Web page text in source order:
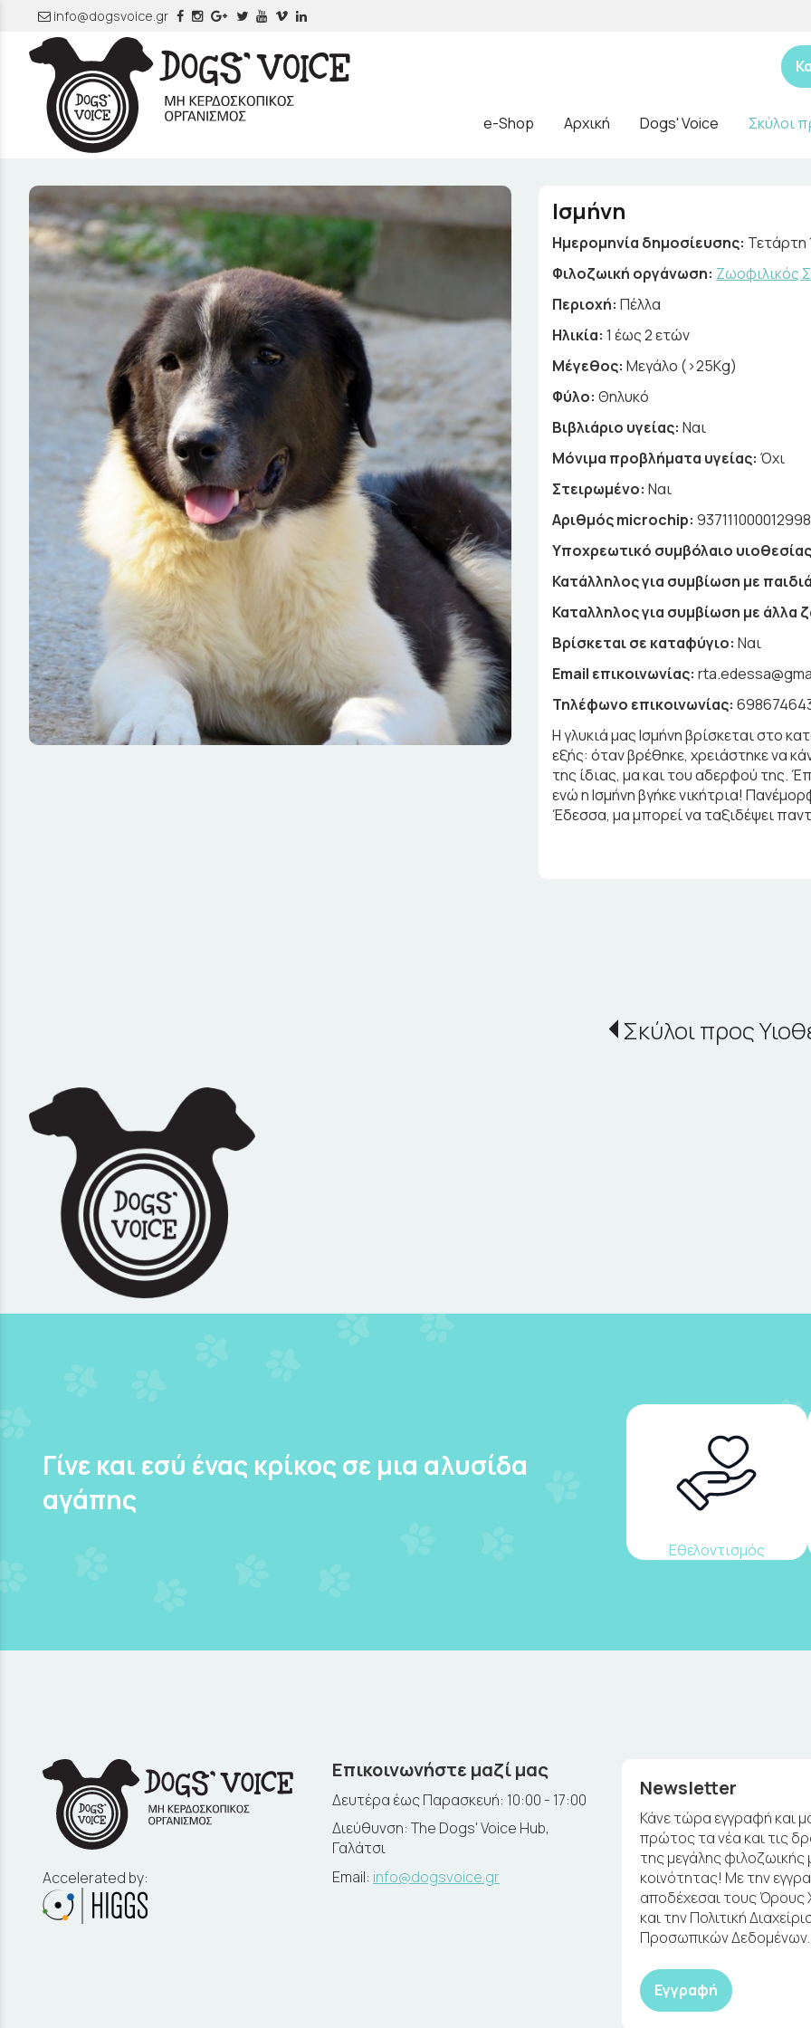
info@dogsvoice.gr
e-Shop Αρχική Dogs' Voice Σκύλοι
Ισμήνη
Ημερομηνία δημοσίευσης: Τετάρτη
Φιλοζωική οργάνωση: Ζωοφιλικός
Περιοχή:Πέλλα
Ηλικία:1 έως 2 ετών
Μέγεθος:Μεγάλο (>25Kg)
Φύλο:Θηλυκό
Βιβλιάριο υγείας: Ναι
Μόνιμα προβλήματα υγείας: Όχι
Στειρωμένο: Ναι
Αριθμός microchip: 937111000012998
Υποχρεωτικό συμβόλαιο
Κατάλληλος για συμβίωση με
Καταλληλος για συμβίωση με άλλα
Βρίσκεται σε καταφύγιο: Ναι
Email επικοινωνίας:
Τηλέφωνο επικοινωνίας:
Η γλυκιά μας Ισμήνη βρίσκεται στο
εξής: όταν βρέθηκε, χρειάστηκε να
της ίδιας, μα και του αδερφού της.
ενώ η Ισμήνη βγήκε νικήτρια!
Έδεσσα, μα μπορεί να ταξιδέψει
Σκύλοι προς
Γίνε και εσύ ένας κρίκος σε μια αλυσίδα
αγάπης
Εθελοντισμός
Accelerated by:
Επικοινωνήστε μαζί μας
Δευτέρα έως Παρασκευή: 10:00 - 17:00
Διεύθυνση: The Dogs' Voice Hub,
Γαλάτσι
Email: info@dogsvoice.gr
Newsletter
Κάνε τώρα εγγραφή και
πρώτος τα νέα και τις
της μεγάλης φιλοζωικής
κοινότητας! Με την
αποδέχεσαι τους Όρους
και την Πολιτική
Προσωπικών Δεδομένων.
Εγγραφή